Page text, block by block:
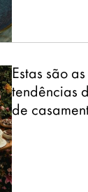
Estas são
tendências
de